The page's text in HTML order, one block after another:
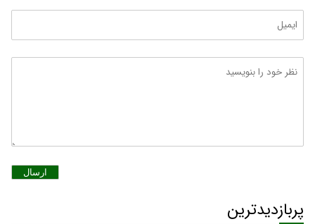
ارسال
پربازدیدترین